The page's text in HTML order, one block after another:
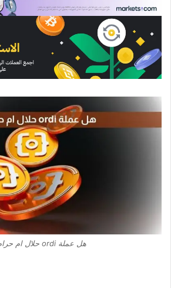
هل عملة ordi حلال ام حرام؟